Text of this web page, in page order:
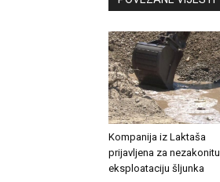
Kompanija iz Laktaša
prijavljena za nezakonitu
eksploataciju šljunka